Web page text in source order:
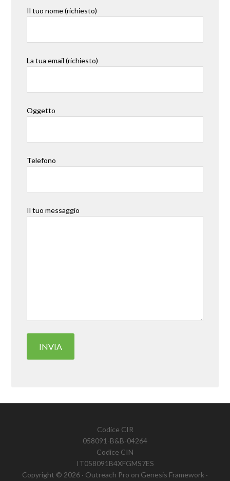
Il tuo nome (richiesto)
La tua email (richiesto)
Oggetto
Telefono
Il tuo messaggio
Codice CIR
058091-B&B-04264
Codice CIN
IT058091B4XFGMS7ES
Copyright © 2026 · Outreach Pro on Genesis Framework ·